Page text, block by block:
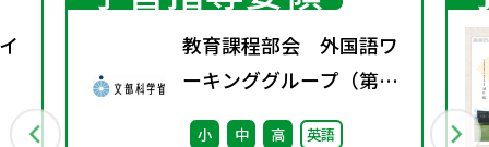
教育課程部会 外国語ワ
ーキンググループ（第3
回） 配付資料
小 中 高 英語